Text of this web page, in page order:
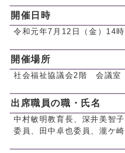
開催日時
令和元年7月12日（金）14
開催場所
社会福祉協議会2階 会議室
出席職員の職・氏名
中村敏明教育長、深井美智
委員、田中卓也委員、瀧ケ